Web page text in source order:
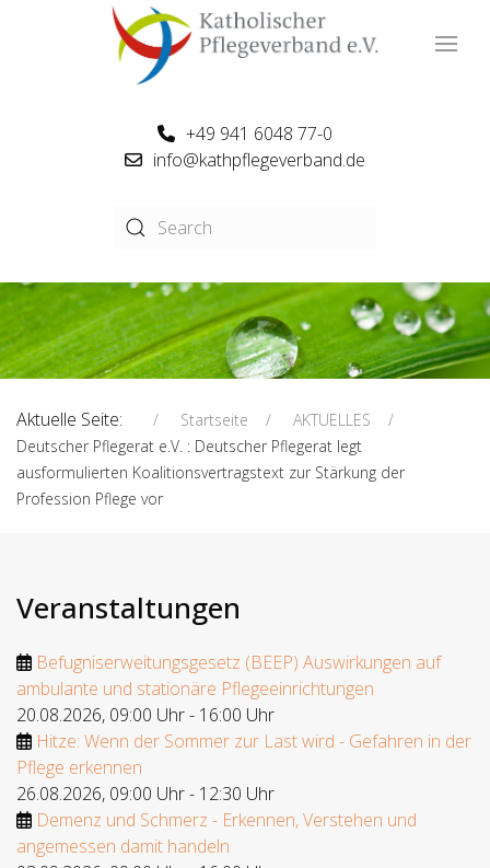
+49 941 6048 77-0
info@kathpflegeverband.de
Aktuelle Seite: Startseite
AKTUELLES
Deutscher Pflegerat e.V. : Deutscher Pflegerat legt
ausformulierten Koalitionsvertragstext zur Stärkung der
Profession Pflege vor
Veranstaltungen
Befugniserweitungsgesetz (BEEP) Auswirkungen auf
ambulante und stationäre Pflegeeinrichtungen
20.08.2026, 09:00 Uhr- 16:00 Uhr
Hitze: Wenn der Sommer zur Last wird - Gefahren in der
Pflege erkennen
26.08.2026, 09:00 Uhr- 12:30 Uhr
Demenz und Schmerz - Erkennen, Verstehen und
angemessen damit handeln